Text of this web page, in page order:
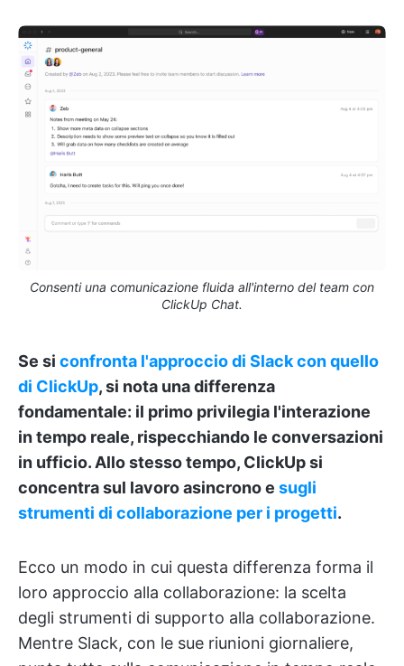
Consenti una comunicazione fluida all'interno del team con
ClickUp Chat.
Se si confronta l'approcciodi Slackcon quello
di ClickUp, si nota una differenza
fondamentale: il primo privilegia l'interazione
in tempo reale, rispecchiando le conversazioni
in ufficio. Allo stesso tempo, ClickUp si
concentra sul lavoro asincrono e sugli
strumenti di collaborazione per i progetti.
Ecco un modo in cui questa differenza forma il
loro approccio alla collaborazione: la scelta
degli strumenti di supporto alla collaborazione.
Mentre Slack, con le sue riunioni giornaliere,